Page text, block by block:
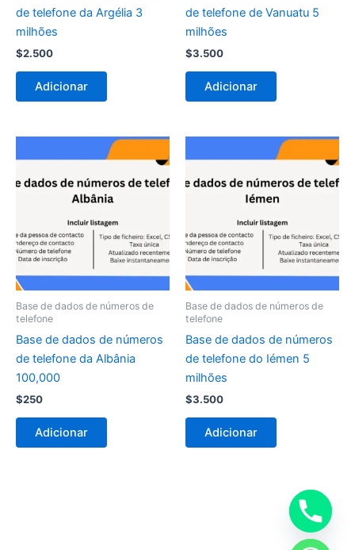
de telefone da Argélia 3
milhões
$2.500
Adicionar
de telefone de Vanuatu 5
milhões
$3.500
Adicionar
Base de dados de números de
telefone
Base de dados de números
de telefone da Albânia
100,000
$250
Adicionar
Base de dados de números de
telefone
Base de dados de números
de telefone do Iémen 5
milhões
$3.500
Adicionar